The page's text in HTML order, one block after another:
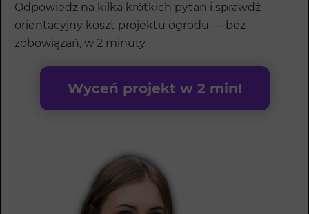
Odpowiedz na kilka krótkich pytań i sprawdź
orientacyjny koszt projektu ogrodu — bez
zobowiązań, w 2 minuty.
Wyceń projekt w 2 min!